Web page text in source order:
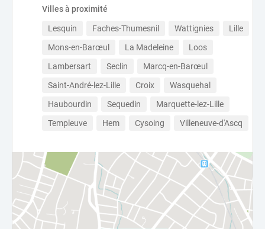
Villes à proximité
Lesquin Faches-Thumesnil Wattignies
Lille
Mons-en-Barœul
La Madeleine
Loos
Lambersart
Seclin
Marcq-en-Barœul
Saint-André-lez-Lille
Croix
Wasquehal
Haubourdin
Sequedin
Marquette-lez-Lille
Templeuve
Hem Cysoing Villeneuve-d'Ascq